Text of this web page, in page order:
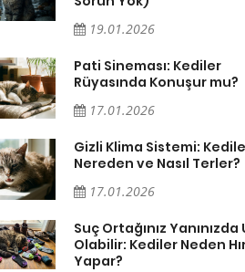
19.01.2026
Pati Sineması: Kediler
Rüyasında Konuşur mu?
17.01.2026
Gizli Klima Sistemi:
Nereden ve Nasıl Terler?
17.01.2026
Suç Ortağınız
Olabilir: Kediler Neden
Yapar?